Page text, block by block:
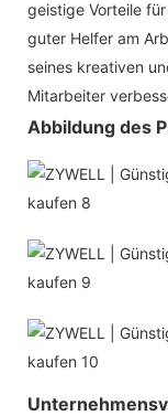
geistige Vorteile
guter Helfer am
seines kreativen
Mitarbeiter
Abbildung des